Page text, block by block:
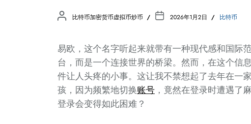
比特币加密货币虚拟币炒币 2026年1月2日 比特币
易欧，这个名字听起来就带有一种现代感和国际
台，而是一个连接世界的桥梁。然而，在这个信
件让人头疼的小事。这让我不禁想起了去年在一
孩，因为频繁地切换账号 ，竟然在登录时遭遇了
登录会变得如此困难？